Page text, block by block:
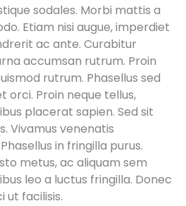
sodales. Morbi mattis a
Etiam nisi augue, imperdiet
ac ante. Curabitur
accumsan rutrum. Proin
rutrum. Phasellus sed
orci. Proin neque tellus,
placerat sapien. Sed sit
Vivamus venenatis
in fringilla purus.
metus, ac aliquam sem
leo a luctus fringilla. Donec
ut facilisis.